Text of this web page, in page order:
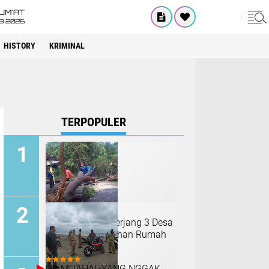
2026
HISTORY KRIMINAL
TERPOPULER
Puting Beliung Terjang 3 Desa
di Magetan, Puluhan Rumah
Rusak